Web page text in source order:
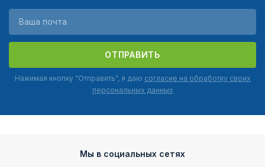
ОТПРАВИТЬ
Нажимая кнопку "Отправить", я даю согласие на обработку своих
персональных данных
Мы в социальных сетях